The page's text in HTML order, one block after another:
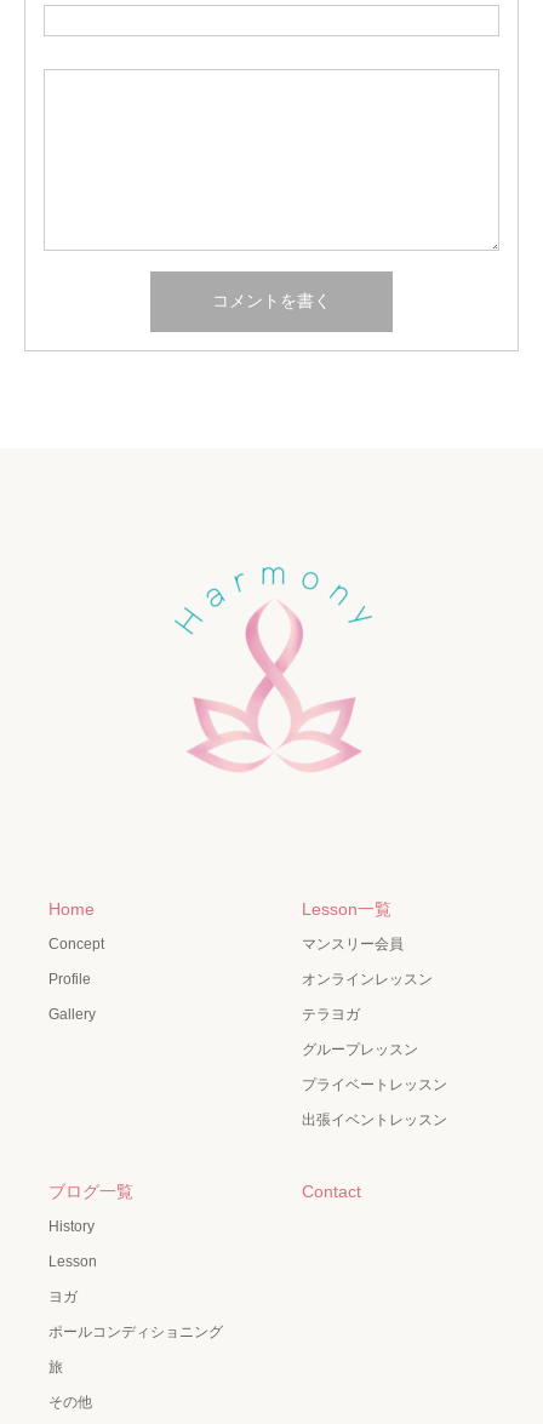
Home
Concept
Profile
Gallery
Lesson一覧
マンスリー会員
オンラインレッスン
テラヨガ
グループレッスン
プライベートレッスン
出張イベントレッスン
ブログ一覧
History
Lesson
ヨガ
ポールコンディショニング
旅
その他
Contact